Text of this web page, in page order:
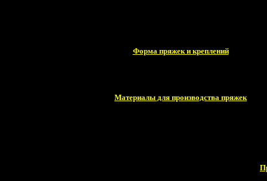
Форма пряжек и креплений
Материалы для производства пряжек